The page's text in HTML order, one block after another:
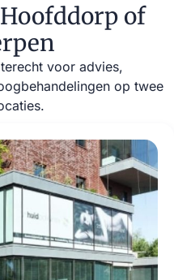
of
voor advies,
op twee